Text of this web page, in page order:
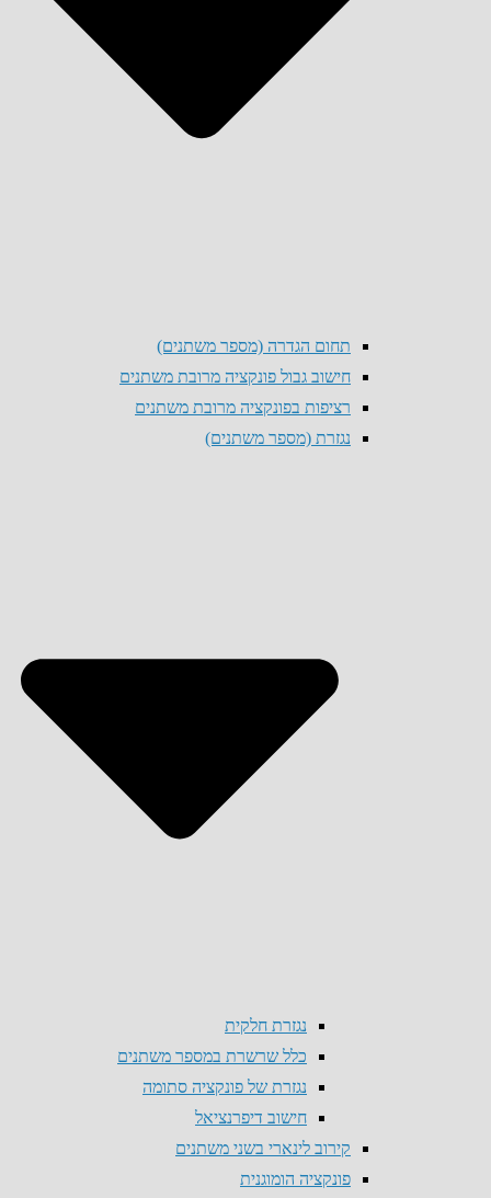
תחום הגדרה (מספר משתנים)
חישוב גבול פונקציה מרובת משתנים
רציפות בפונקציה מרובת משתנים
נגזרת (מספר משתנים)
נגזרת חלקית
כלל שרשרת במספר משתנים
נגזרת של פונקציה סתומה
חישוב דיפרנציאל
קירוב לינארי בשני משתנים
פונקציה הומוגנית